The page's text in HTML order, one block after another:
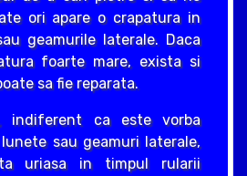
ori apare o crapatura in
geamurile laterale. Daca
foarte mare, exista si
sa fie reparata.
indiferent ca este vorba
sau geamuri laterale,
uriasa in timpul rularii